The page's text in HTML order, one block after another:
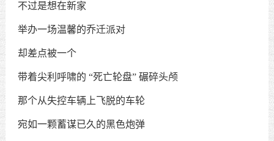
不过是想在新家
举办一场温馨的乔迁派对
却差点被一个
带着尖利呼啸的 “死亡轮盘” 碾碎头颅
那个从失控车辆上飞脱的车轮
宛如一颗蓄谋已久的黑色炮弹